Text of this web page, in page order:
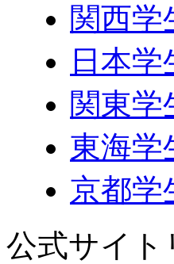
関西学
日本
関東学
東海学
京都学
公式サイト